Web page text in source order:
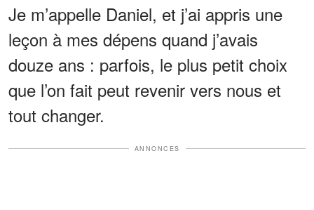
Je m’appelle Daniel, et j’ai appris une
leçon à mes dépens quand j’avais
douze ans : parfois, le plus petit choix
que l’on fait peut revenir vers nous et
tout changer.
ANNONCES